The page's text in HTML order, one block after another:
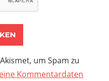
um Spam zu
Kommentardaten